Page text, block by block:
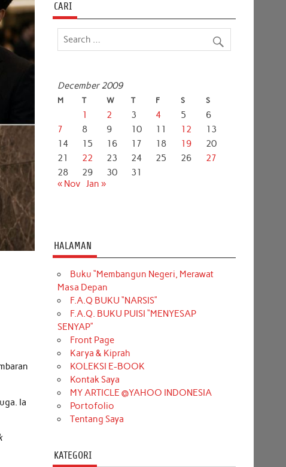
Ia
CARI
December 2009
M T W T F S S
1 2 3 4 5
6
7
8 9 10 11 12
13
14
15 16 17 18 19
20
21
22 23 24 25 26
27
28
29 30
31
« Nov Jan »
HALAMAN
Buku “Membangun Negeri, Merawat
Masa Depan
F.A.Q BUKU “NARSIS”
F.A.Q. BUKU PUISI “MENYESAP
SENYAP”
Front Page
Karya & Kiprah
KOLEKSI E-BOOK
Kontak Saya
MY ARTICLE @YAHOO INDONESIA
Portofolio
Tentang Saya
KATEGORI